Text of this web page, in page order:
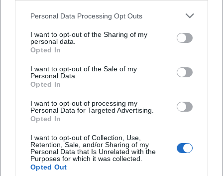
Personal Data Processing Opt Outs
I want to opt-out of the Sharing of my
personal data.
Opted In
I want to opt-out of the Sale of my
Personal Data.
Opted In
I want to opt-out of processing my
Personal Data for Targeted Advertising.
Opted In
I want to opt-out of Collection, Use,
Retention, Sale, and/or Sharing of my
Personal Data that Is Unrelated with the
Purposes for which it was collected.
Opted Out
Buch Männer muss man schlagen, das seine Inhalte
essayistisch ausformuliert. Bemerkenswert ist zudem die
kuriose Fußnote, die allerdings seinen Humor‑Kosmos
nicht verlassen hat: Rhythmus, Refrain, Publikumsruf – alles
Summe der Veröffentlichungen belegt sein
Langstreckenformat: Er denkt in Zyklen, verfeinert Material
und setzt auf Wiedererkennbarkeit ohne Stillstand.
Bühnenpraxis als Qualitätsmerkmal: Erfahrung zählt
Erfahrung (Experience) ist Appelts stärkste Währung. Er
kennt das Handwerk vom kleinen Saal bis zur TV‑Bühne,
reagiert auf Raumakustik, Sitzplan und
Publikumstemperatur. Diese Praxisnähe erzeugt Vertrauen
(Trustworthiness): Man spürt, dass die Gags nicht am